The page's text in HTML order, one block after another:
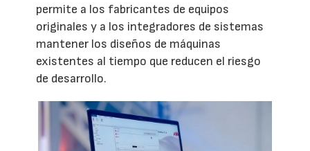
permite a los fabricantes de equipos
originales y a los integradores de sistemas
mantener los diseños de máquinas
existentes al tiempo que reducen el riesgo
de desarrollo.